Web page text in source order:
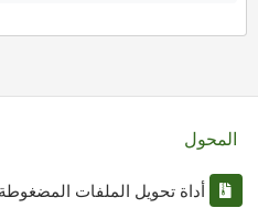
المحول
أداة تحويل الملفات المضغوطة